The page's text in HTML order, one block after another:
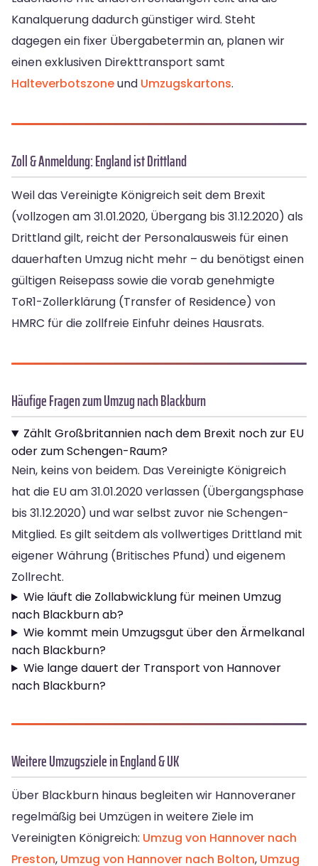
Kanalquerung dadurch günstiger wird. Steht
dagegen ein fixer Übergabetermin an, planen wir
einen exklusiven Direkttransport samt
Halteverbotszoneund Umzugskartons.
Zoll & Anmeldung: England ist Drittland
Weil das Vereinigte Königreich seit dem Brexit
(vollzogen am 31.01.2020, Übergang bis 31.12.2020) als
Drittland gilt, reicht der Personalausweis für einen
dauerhaften Umzug nicht mehr – du benötigst einen
gültigen Reisepass sowie die vorab genehmigte
ToR1-Zollerklärung (Transfer of Residence) von
HMRC für die zollfreie Einfuhr deines Hausrats.
Häufige Fragen zum Umzug nach Blackburn
Zählt Großbritannien nach dem Brexit noch zur EU
oder zum Schengen-Raum?
Nein, keins von beidem. Das Vereinigte Königreich
hat die EU am 31.01.2020 verlassen (Übergangsphase
bis 31.12.2020) und war selbst zuvor nie Schengen-
Mitglied. Es gilt seitdem als vollwertiges Drittland mit
eigener Währung (Britisches Pfund) und eigenem
Zollrecht.
Wie läuft die Zollabwicklung für meinen Umzug
nach Blackburn ab?
Wie kommt mein Umzugsgut über den Ärmelkanal
nach Blackburn?
Wie lange dauert der Transport von Hannover
nach Blackburn?
Weitere Umzugsziele in England & UK
Über Blackburn hinaus begleiten wir Hannoveraner
regelmäßig bei Umzügen in weitere Ziele im
Vereinigten Königreich: Umzug von Hannover nach
Preston, Umzug von Hannover nach Bolton, Umzug